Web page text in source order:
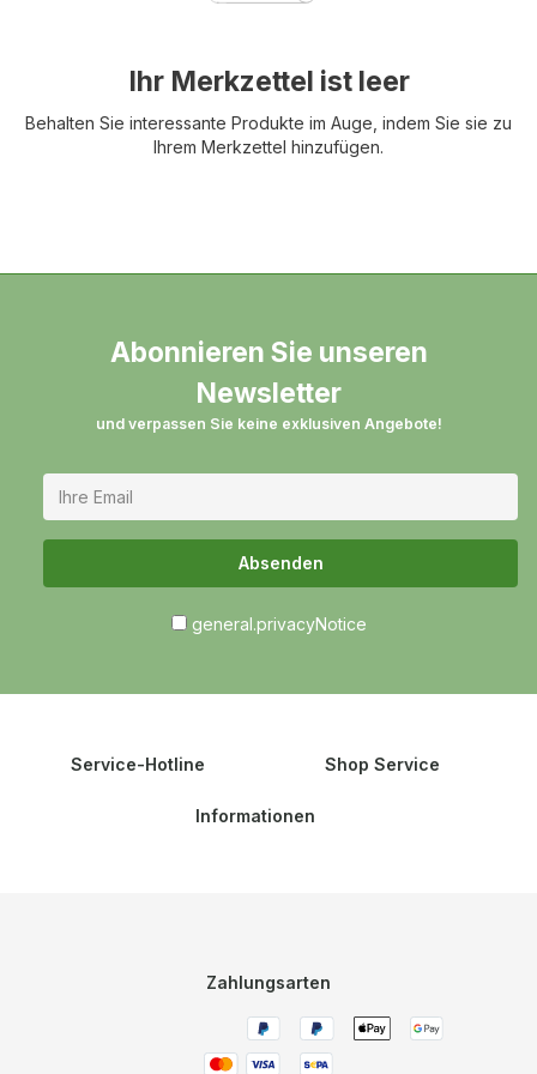
Ihr Merkzettel ist leer
Behalten Sie interessante Produkte im Auge, indem Sie sie zu
Ihrem Merkzettel hinzufügen.
Abonnieren Sie unseren
Newsletter
und verpassen Sie keine exklusiven Angebote!
Absenden
general.privacyNotice
Service-Hotline Shop Service
Informationen
Zahlungsarten